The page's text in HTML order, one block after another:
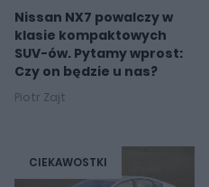
Nissan NX7 powalczy w
klasie kompaktowych
SUV-ów. Pytamy wprost:
Czy on będzie u nas?
Piotr Zajt
CIEKAWOSTKI